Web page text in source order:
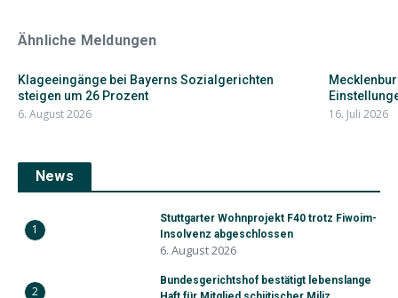
Ähnliche Meldungen
Klageeingänge bei Bayerns Sozialgerichten
steigen um 26 Prozent
6. August 2026 16. Juli 2026
News
1
Stuttgarter Wohnprojekt F40 trotz Fiwoim-
Insolvenz abgeschlossen
6. August 2026
2
Bundesgerichtshof bestätigt lebenslange